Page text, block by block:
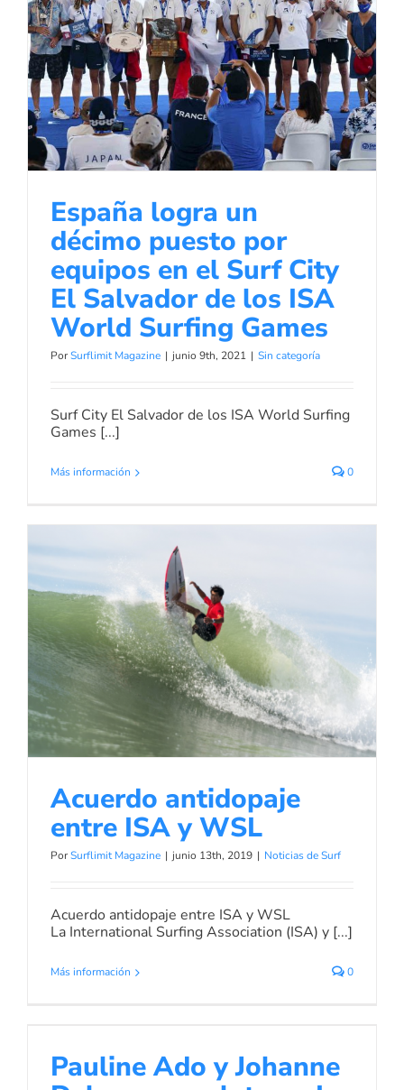
España logra un décimo puesto por
equipos en el Surf City El Salvador
de los ISA World Surfing Games
Sin categoría
España logra un
décimo puesto por
equipos en el Surf City
El Salvador de los ISA
World Surfing Games
PorSurflimit Magazine | junio 9th, 2021 | Sin categoría
Surf City El Salvador de los ISA World Surfing
Games [...]
Más información 0
Acuerdo antidopaje entre ISA y
WSL
Noticias de Surf
Acuerdo antidopaje
entre ISA y WSL
PorSurflimit Magazine | junio 13th, 2019 | Noticias de Surf
Acuerdo antidopaje entre ISA y WSL
La International Surfing Association (ISA) y [...]
Más información 0
plata en Isa World Surfing Games
Noticias de Surf
Pauline Ado y Johanne